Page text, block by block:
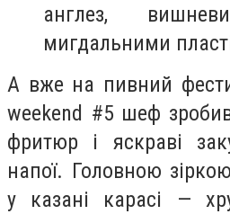
англез,
мигдальними
А вже на пивний
weekend #5 шеф
фритюр і яскраві
напої. Головною
у казані карасі —